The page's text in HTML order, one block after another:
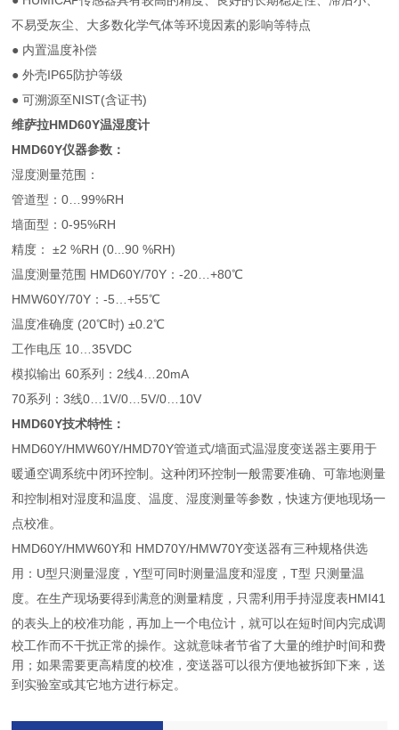
不易受灰尘、大多数化学气体等环境因素的影响等特点
● 内置温度补偿
● 外壳IP65防护等级
● 可溯源至NIST(含证书)
维萨拉HMD60Y温湿度计
HMD60Y仪器参数：
湿度测量范围：
管道型：0…99%RH
墙面型：0-95%RH
精度： ±2 %RH (0...90 %RH)
温度测量范围 HMD60Y/70Y：-20…+80℃
HMW60Y/70Y：-5…+55℃
温度准确度 (20℃时) ±0.2℃
工作电压 10…35VDC
模拟输出 60系列：2线4…20mA
70系列：3线0…1V/0…5V/0…10V
HMD60Y技术特性：
HMD60Y/HMW60Y/HMD70Y管道式/墙面式温湿度变送器主要用于
暖通空调系统中闭环控制。这种闭环控制一般需要准确、可靠地测量
和控制相对湿度和温度、温度、湿度测量等参数，快速方便地现场一
点校准。
HMD60Y/HMW60Y和 HMD70Y/HMW70Y变送器有三种规格供选
用：U型只测量湿度，Y型可同时测量温度和湿度，T型 只测量温
度。在生产现场要得到满意的测量精度，只需利用手持湿度表HMI41
的表头上的校准功能，再加上一个电位计，就可以在短时间内完成调
校工作而不干扰正常的操作。这就意味者节省了大量的维护时间和费
用；如果需要更高精度的校准，变送器可以很方便地被拆卸下来，送
到实验室或其它地方进行标定。